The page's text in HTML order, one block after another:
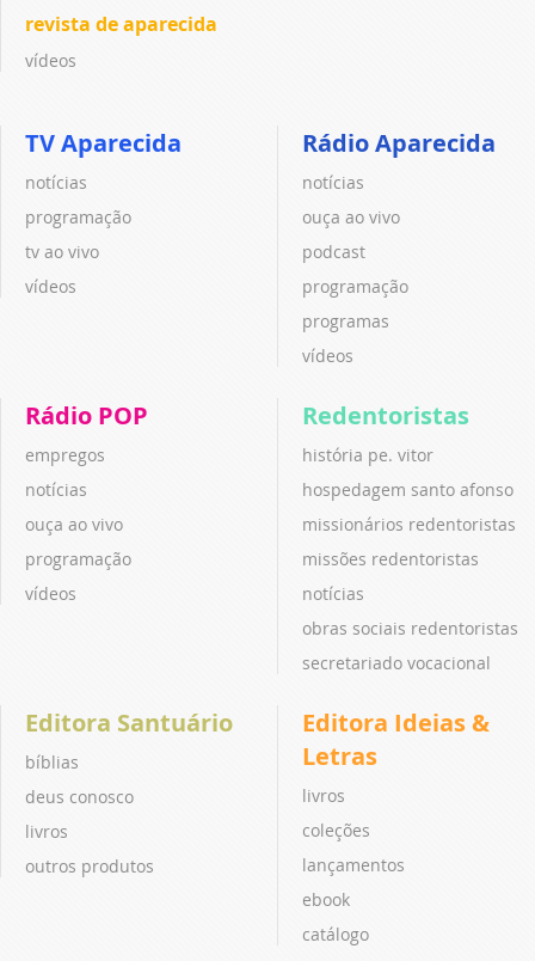
revista de aparecida
vídeos
TV Aparecida
notícias
programação
tv ao vivo
vídeos
Rádio Aparecida
notícias
ouça ao vivo
podcast
programação
programas
vídeos
Rádio POP
empregos
notícias
ouça ao vivo
programação
vídeos
Redentoristas
história pe. vitor
hospedagem santo afonso
missionários redentoristas
missões redentoristas
notícias
obras sociais redentoristas
secretariado vocacional
Editora Santuário
bíblias
deus conosco
livros
outros produtos
Editora Ideias &
Letras
livros
coleções
lançamentos
ebook
catálogo